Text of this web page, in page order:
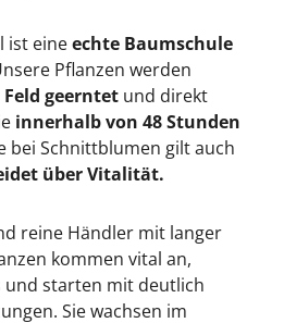
ist eineechte Baumschule
Pflanzen werden
geerntetund direkt
innerhalb von 48 Stunden
bei Schnittblumen gilt auch
über Vitalität.
reine Händler mit langer
kommen vital an,
starten mit deutlich
Sie wachsen im